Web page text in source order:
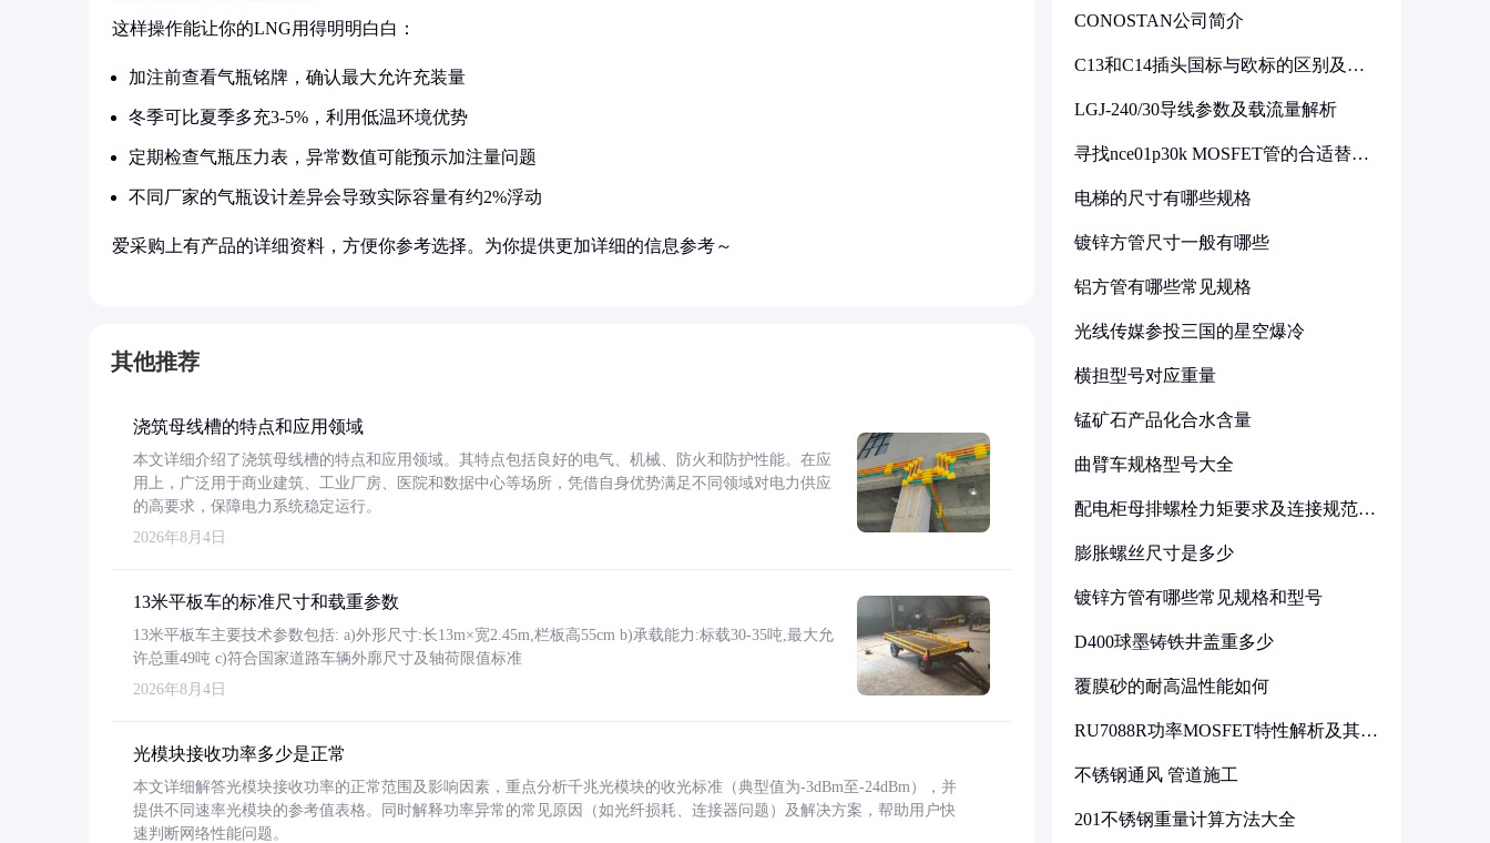
这样操作能让你的LNG用得明明白白：
加注前查看气瓶铭牌，确认最大允许充装量
冬季可比夏季多充3-5%，利用低温环境优势
定期检查气瓶压力表，异常数值可能预示加注量问题
不同厂家的气瓶设计差异会导致实际容量有约2%浮动
爱采购上有产品的详细资料，方便你参考选择。为你提供更加详细的信息参考～
其他推荐
浇筑母线槽的特点和应用领域
本文详细介绍了浇筑母线槽的特点和应用领域。其特点包括良好的电气、机械、防火和防护性能。在应
用上，广泛用于商业建筑、工业厂房、医院和数据中心等场所，凭借自身优势满足不同领域对电力供应
的高要求，保障电力系统稳定运行。
2026年8月4日
13米平板车的标准尺寸和载重参数
13米平板车主要技术参数包括: a)外形尺寸:长13m×宽2.45m,栏板高55cm b)承载能力:标载30-35吨,最大允
许总重49吨 c)符合国家道路车辆外廓尺寸及轴荷限值标准
2026年8月4日
光模块接收功率多少是正常
本文详细解答光模块接收功率的正常范围及影响因素，重点分析千兆光模块的收光标准（典型值为-3dBm至-24dBm），并
提供不同速率光模块的参考值表格。同时解释功率异常的常见原因（如光纤损耗、连接器问题）及解决方案，帮助用户快
速判断网络性能问题。
CONOSTAN公司简介
C13和C14插头国标与欧标的区别及其
LGJ-240/30导线参数及载流量解析
寻找nce01p30k MOSFET管的合适替代
电梯的尺寸有哪些规格
镀锌方管尺寸一般有哪些
铝方管有哪些常见规格
光线传媒参投三国的星空爆冷
横担型号对应重量
锰矿石产品化合水含量
曲臂车规格型号大全
配电柜母排螺栓力矩要求及连接规范详
膨胀螺丝尺寸是多少
镀锌方管有哪些常见规格和型号
D400球墨铸铁井盖重多少
覆膜砂的耐高温性能如何
RU7088R功率MOSFET特性解析及其在
不锈钢通风 管道施工
201不锈钢重量计算方法大全